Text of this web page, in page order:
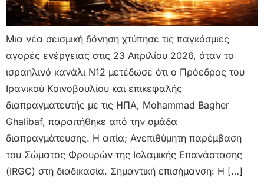
Μια νέα σεισμική δόνηση χτύπησε τις παγκόσμιες
αγορές ενέργειας στις 23 Απριλίου 2026, όταν το
ισραηλινό κανάλι N12 μετέδωσε ότι ο Πρόεδρος του
Ιρανικού Κοινοβουλίου και επικεφαλής
διαπραγματευτής με τις ΗΠΑ, Mohammad Bagher
Ghalibaf, παραιτήθηκε από την ομάδα
διαπραγμάτευσης. Η αιτία; Ανεπιθύμητη παρέμβαση
του Σώματος Φρουρών της Ισλαμικής Επανάστασης
(IRGC) στη διαδικασία. Σημαντική επισήμανση: Η […]